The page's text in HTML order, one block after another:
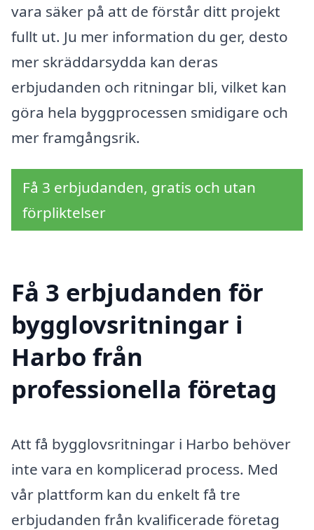
vara säker på att de förstår ditt projekt
fullt ut. Ju mer information du ger, desto
mer skräddarsydda kan deras
erbjudanden och ritningar bli, vilket kan
göra hela byggprocessen smidigare och
mer framgångsrik.
Få 3 erbjudanden, gratis och utan
förpliktelser
Få 3 erbjudanden för
bygglovsritningar i
Harbo från
professionella företag
Att få bygglovsritningar i Harbo behöver
inte vara en komplicerad process. Med
vår plattform kan du enkelt få tre
erbjudanden från kvalificerade företag